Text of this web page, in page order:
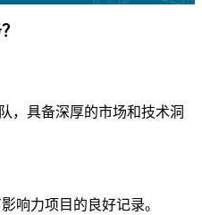
，具备深厚的市场和技术洞
响力项目的良好记录。